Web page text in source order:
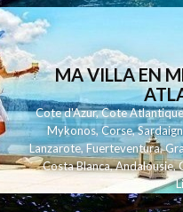
MA VILLA EN
Cote d'Azur,Cote Atlantique
Mykonos,Corse,
Lanzarote,Fuerteventura,
Costa Blanca,Andalousie,